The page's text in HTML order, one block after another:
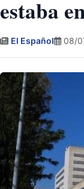
estaba
El Español 08/